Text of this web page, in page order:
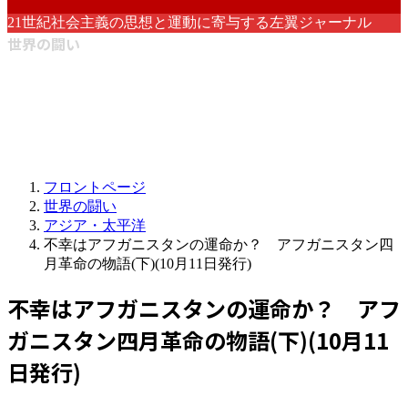
21世紀社会主義の思想と運動に寄与する左翼ジャーナル
世界の闘い
フロントページ
世界の闘い
アジア・太平洋
不幸はアフガニスタンの運命か？ アフガニスタン四
月革命の物語(下)(10月11日発行)
不幸はアフガニスタンの運命か？ アフ
ガニスタン四月革命の物語(下)(10月11
日発行)